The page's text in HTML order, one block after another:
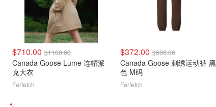
$710.00 $1100.00
Canada Goose Lume 连帽派
克大衣
Farfetch
$372.00 $600.00
Canada Goose 刺绣运动裤 黑
色 M码
Farfetch